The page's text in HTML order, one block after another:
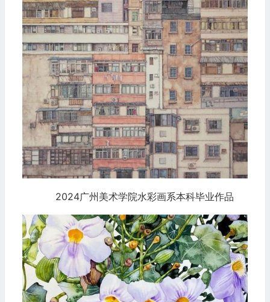
2024广州美术学院水彩画系本科毕业作品